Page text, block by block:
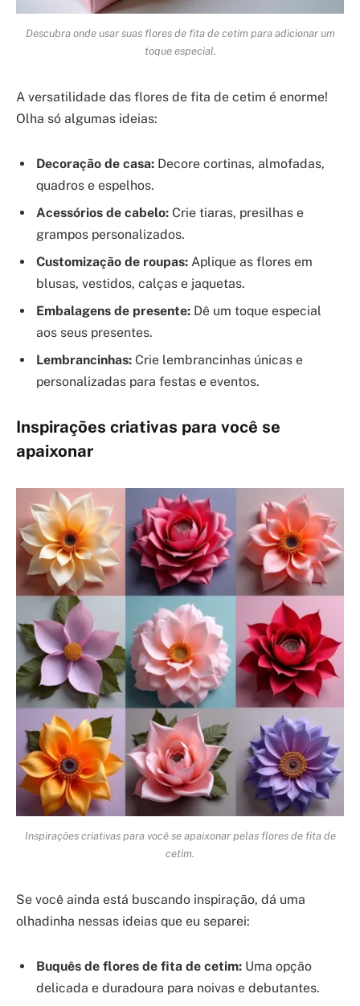
Descubra onde usar suas flores de fita de cetim para adicionar um
toque especial.
A versatilidade das flores de fita de cetim é enorme!
Olha só algumas ideias:
Decoração de casa: Decore cortinas, almofadas,
quadros e espelhos.
Acessórios de cabelo: Crie tiaras, presilhas e
grampos personalizados.
Customização de roupas: Aplique as flores em
blusas, vestidos, calças e jaquetas.
Embalagens de presente: Dê um toque especial
aos seus presentes.
Lembrancinhas: Crie lembrancinhas únicas e
personalizadas para festas e eventos.
Inspirações criativas para você se
apaixonar
Inspirações criativas para você se apaixonar pelas flores de fita de
cetim.
Se você ainda está buscando inspiração, dá uma
olhadinha nessas ideias que eu separei:
Buquês de flores de fita de cetim: Uma opção
delicada e duradoura para noivas e debutantes.